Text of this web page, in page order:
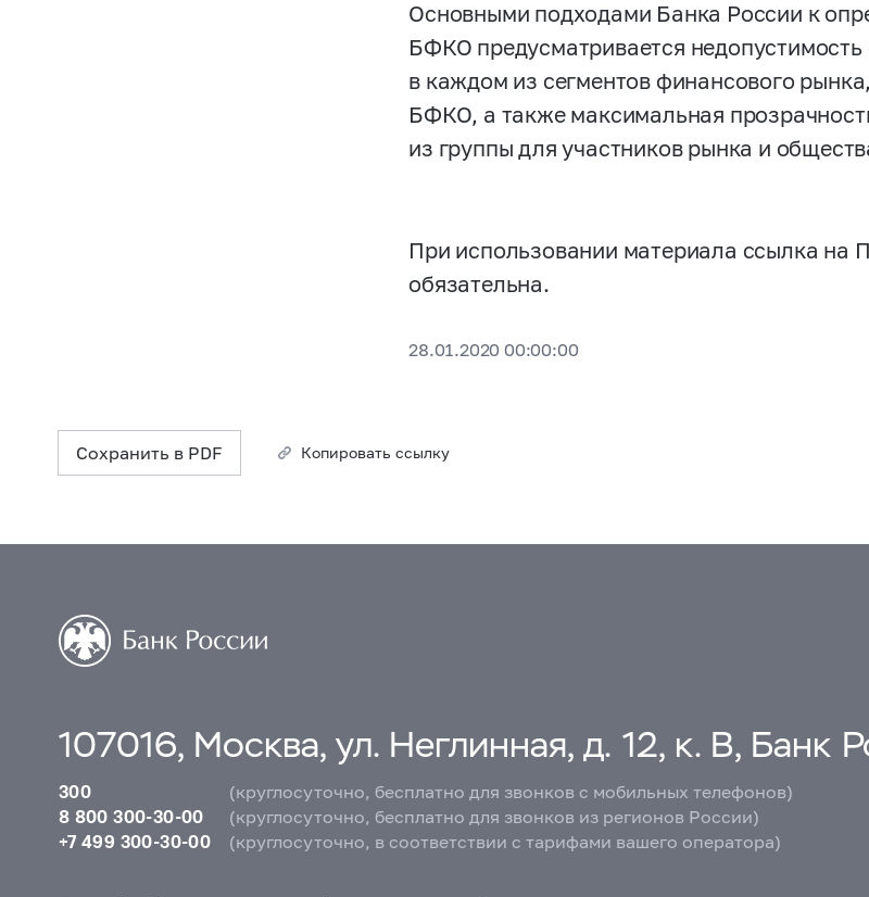
Основными подходами Банка России к
БФКО предусматривается
в каждом из сегментов финансового
БФКО, а также максимальная
из группы для участников рынка и
При использовании материала ссылка на
обязательна.
28.01.2020 00:00:00
Сохранить в PDF Копировать ссылку
107016, Москва, ул. Неглинная, д. 12, к. В, Банк
300
(круглосуточно, бесплатно для звонков с мобильных телефонов)
8 800 300-30-00
(круглосуточно, бесплатно для звонков из регионов России)
+7 499 300-30-00
(круглосуточно, в соответствии с тарифами вашего оператора)